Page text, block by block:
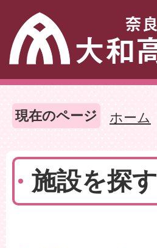
現在のページ ホーム
施設を探す